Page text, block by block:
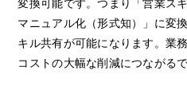
変換可能です。つまり「営業ス
マニュアル化（形式知）」に変
キル共有が可能になります。業
コストの大幅な削減につながるで